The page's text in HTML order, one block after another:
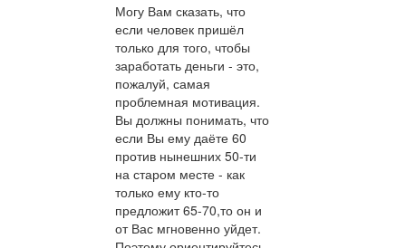
Могу Вам сказать, что
если человек пришёл
только для того, чтобы
заработать деньги - это,
пожалуй, самая
проблемная мотивация.
Вы должны понимать, что
если Вы ему даёте 60
против нынешних 50-ти
на старом месте - как
только ему кто-то
предложит 65-70,то он и
от Вас мгновенно уйдет.